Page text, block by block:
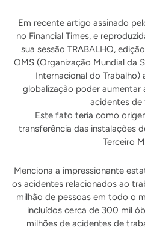
Em recente artigo assinado
no Financial Times, e
sua sessão TRABALHO,
OMS (Organização Mundial da
Internacional do
globalização poder aumentar
acidentes de
Este fato teria como
transferência das instalações
Terceiro
Menciona a impressionante
os acidentes relacionados ao
milhão de pessoas em todo o
incluídos cerca de 300 mil
milhões de acidentes de